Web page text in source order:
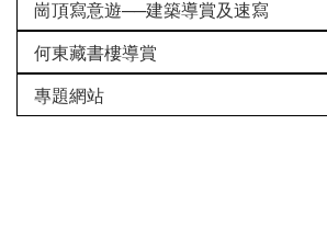
崗頂寫意遊──建築導賞及速寫
何東藏書樓導賞
專題網站